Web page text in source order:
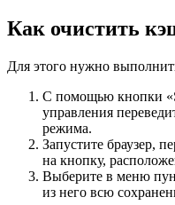
Как очистить
Для этого нужно
С помощью кнопки
управления
режима.
Запустите браузер,
на кнопку,
Выберите в меню
из него всю